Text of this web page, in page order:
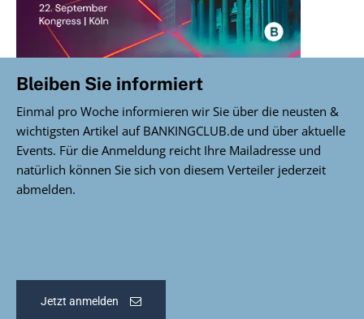
Bleiben Sie informiert
Einmal pro Woche informieren wir Sie über die neusten &
wichtigsten Artikel auf BANKINGCLUB.de und über aktuelle
Events. Für die Anmeldung reicht Ihre Mailadresse und
natürlich können Sie sich von diesem Verteiler jederzeit
abmelden.
Jetzt anmelden